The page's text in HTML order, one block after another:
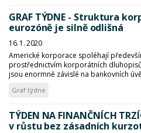
GRAF TÝDNE - Struktura
eurozóně je silně odlišná
16. 1. 2020
Americké korporace spoléhají
prostřednictvím korporátních
jsou enormně závislé na bankovních
Graf týdne
TÝDEN NA FINANČNÍCH
v růstu bez zásadních